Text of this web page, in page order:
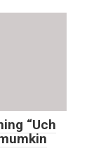
“Uch